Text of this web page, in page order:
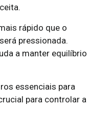
rápido que o
pressionada.
a manter equilíbrio
essenciais para
para controlar a